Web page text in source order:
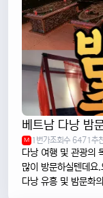
베트남 다낭 밤
M 1번가조회수 6471추
다낭 여행 및 관광의
많이 방문하실텐데요
다낭 유흥 및 밤문화